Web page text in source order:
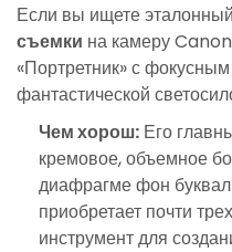
Если вы ищете эталонный
съемки на камеру
«Портретник» с
фантастической
Чем хорош: Его
кремовое, объемное
диафрагме фон
приобретает почти
инструмент для